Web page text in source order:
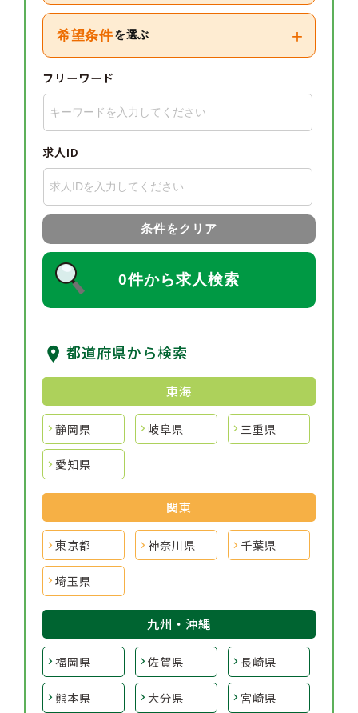
希望条件 を選ぶ +
フリーワード
求人ID
条件をクリア
0件から求人検索
都道府県から検索
東海
静岡県 岐阜県 三重県
愛知県
関東
東京都 神奈川県 千葉県
埼玉県
九州・沖縄
福岡県 佐賀県 長崎県
熊本県 大分県 宮崎県